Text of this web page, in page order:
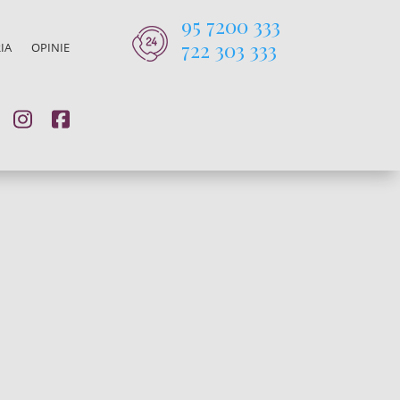
OPINIE
95 7200 333
722 303 333